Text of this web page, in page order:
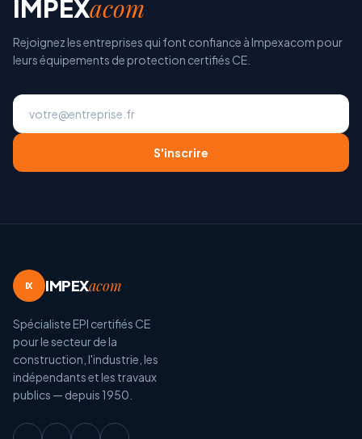
IMPEXacom
Rejoignez les entreprises qui font confiance à Impexacom pour
leurs équipements de protection certifiés CE.
S'inscrire
IX IMPEXacom
Spécialiste EPI certifiés CE
pour le secteur de la
construction, l'industrie, les
indépendants et les travaux
publics — depuis 1950.